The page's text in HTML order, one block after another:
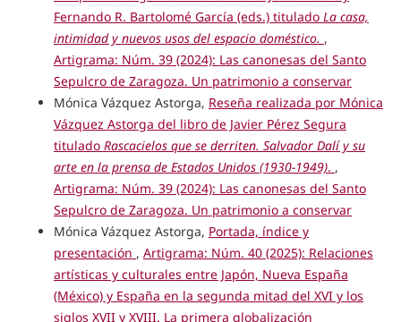
Fernando R. Bartolomé García (eds.) titulado La casa,
intimidad y nuevos usos del espacio doméstico. ,
Artigrama: Núm. 39 (2024): Las canonesas del Santo
Sepulcro de Zaragoza. Un patrimonio a conservar
Mónica Vázquez Astorga, Reseña realizada por Mónica
Vázquez Astorga del libro de Javier Pérez Segura
tituladoRascacielos que se derriten. Salvador Dalí y su
arte en la prensa de Estados Unidos (1930-1949). ,
Artigrama: Núm. 39 (2024): Las canonesas del Santo
Sepulcro de Zaragoza. Un patrimonio a conservar
Mónica Vázquez Astorga, Portada, índice y
presentación , Artigrama: Núm. 40 (2025): Relaciones
artísticas y culturales entre Japón, Nueva España
(México) y España en la segunda mitad del XVI y los
siglos XVII y XVIII. La primera globalización